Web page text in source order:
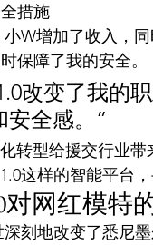
措施
W增加了收入，
保障了我的安全。
改变了我的
安全感。”
转型给援交行业
这样的智能平台
对网红模特
刻地改变了悉尼